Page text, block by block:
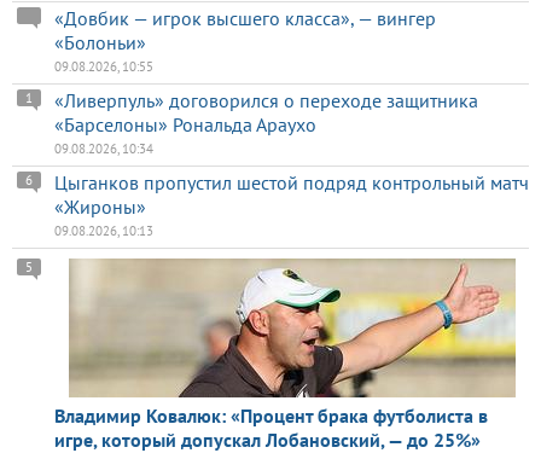
«Довбик — игрок высшего класса», — вингер
«Болоньи»
09.08.2026, 10:55
«Ливерпуль» договорился о переходе защитника
«Барселоны» Рональда Араухо
1
09.08.2026, 10:34
Цыганков пропустил шестой подряд контрольный матч
«Жироны»
6
09.08.2026, 10:13
Владимир Ковалюк: «Процент брака футболиста в
игре, который допускал Лобановский, — до 25%»
5